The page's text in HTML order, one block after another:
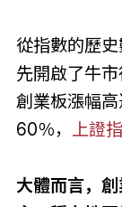
從指數的歷
先開啟了牛市
創業板漲幅
60％，
上證
大體而言，